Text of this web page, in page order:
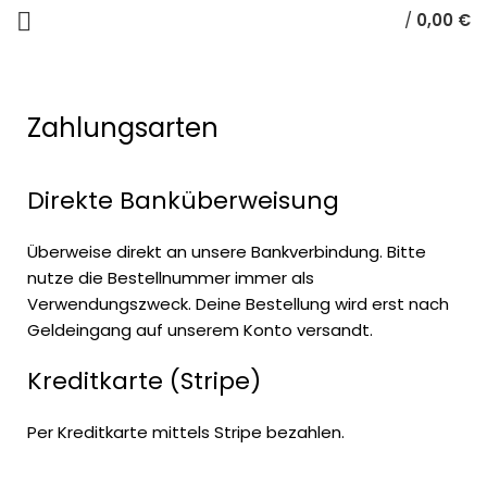
/ 0,00 €
Zahlungsarten
Direkte Banküberweisung
Überweise direkt an unsere Bankverbindung. Bitte
nutze die Bestellnummer immer als
Verwendungszweck. Deine Bestellung wird erst nach
Geldeingang auf unserem Konto versandt.
Kreditkarte (Stripe)
Per Kreditkarte mittels Stripe bezahlen.